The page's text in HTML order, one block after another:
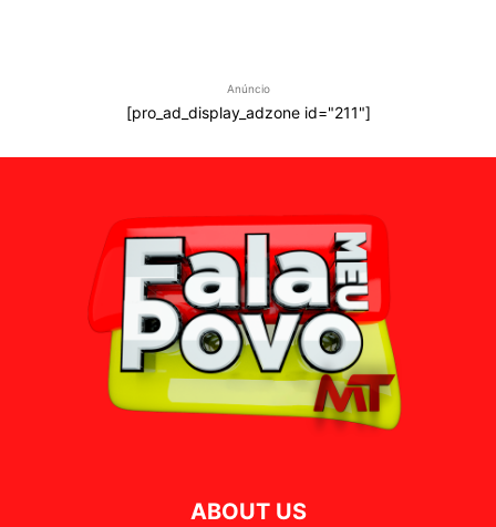
Anúncio
[pro_ad_display_adzone id="211"]
ABOUT US